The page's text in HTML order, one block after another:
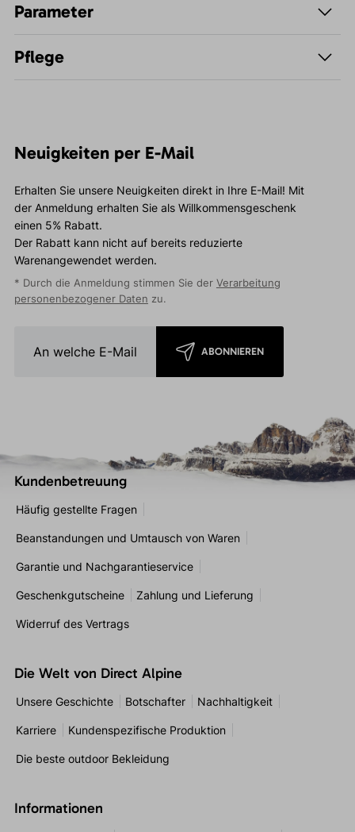
Parameter
Pflege
Neuigkeiten per E-Mail
Erhalten Sie unsere Neuigkeiten direkt in Ihre E-Mail! Mit
der Anmeldung erhalten Sie als Willkommensgeschenk
einen 5% Rabatt.
Der Rabatt kann nicht auf bereits reduzierte
Warenangewendet werden.
* Durch die Anmeldung stimmen Sie der Verarbeitung
personenbezogener Daten zu.
ABONNIEREN
Kundenbetreuung
Häufig gestellte Fragen
Beanstandungen und Umtausch von Waren
Garantie und Nachgarantieservice
Geschenkgutscheine Zahlung und Lieferung
Widerruf des Vertrags
Die Welt von Direct Alpine
Unsere Geschichte Botschafter Nachhaltigkeit
Karriere Kundenspezifische Produktion
Die beste outdoor Bekleidung
Informationen